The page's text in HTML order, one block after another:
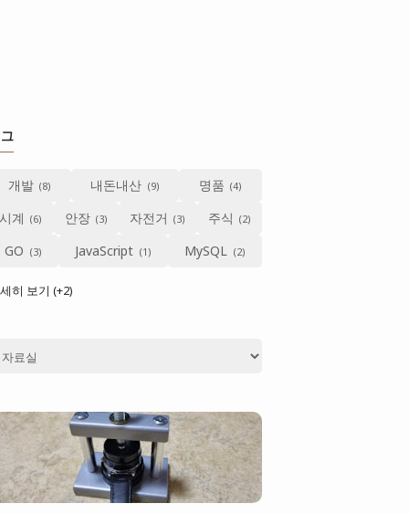
개발 내돈내산
명품
시계
안장 자전거
주식
GO
JavaScript MySQL
히 보기 (+2)